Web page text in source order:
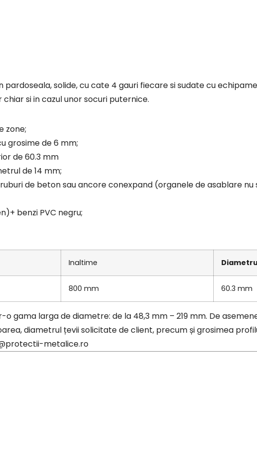
si in cazul unor socuri puternice.
zone;
grosime de 6 mm;
de 60.3 mm
de 14 mm;
de beton sau ancore conexpand (organele de asablare nu
benzi PVC negru;
Inaltime Diametru
800 mm 60.3 mm
gama larga de diametre: de la 48,3 mm – 219 mm. De
diametrul țevii solicitate de client, precum și grosimea
metalice.ro